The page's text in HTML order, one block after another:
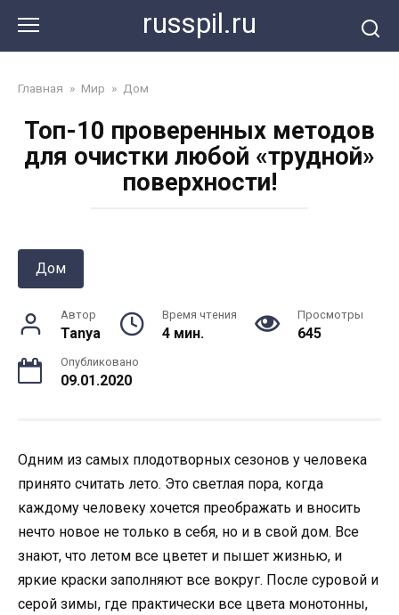
контенту
russpil.ru
Главная » Мир » Дом
Топ-10 проверенных методов
для очистки любой «трудной»
поверхности!
Дом
Автор
Tanya
Время чтения
4 мин.
Просмотры
645
Опубликовано
09.01.2020
Одним из самых плодотворных сезонов у человека
принято считать лето. Это светлая пора, когда
каждому человеку хочется преображать и вносить
нечто новое не только в себя, но и в свой дом. Все
знают, что летом все цветет и пышет жизнью, и
яркие краски заполняют все вокруг. После суровой и
серой зимы, где практически все цвета монотонны,